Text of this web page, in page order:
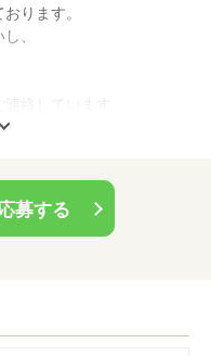
ります。
、
絡しています。
て
しておりません。
ださい。
募する